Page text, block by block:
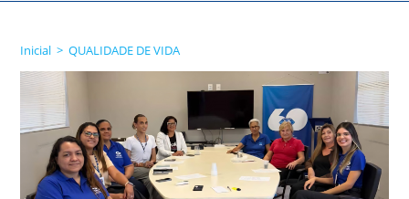
Inicial > QUALIDADE DE VIDA